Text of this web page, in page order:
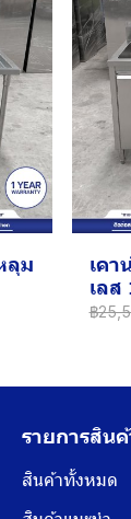
ลุม
เคา
เล
฿
รายการสิน
สินค้าทั้งหมด